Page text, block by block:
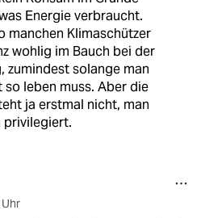
Energie verbraucht.
manchen Klimaschützer
wohlig im Bauch bei der
zumindest solange man
so leben muss. Aber die
ja erstmal nicht, man
privilegiert.